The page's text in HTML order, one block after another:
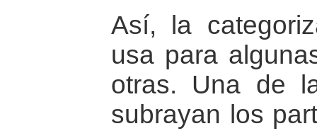
Así, la
usa para
otras. Una de
subrayan los